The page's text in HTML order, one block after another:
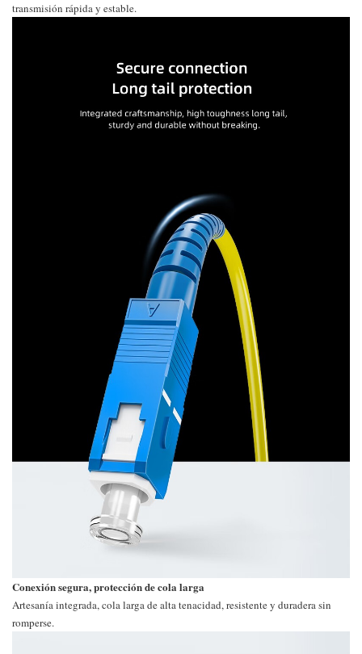
transmisión rápida y estable.
Conexión segura, protección de cola larga
Artesanía integrada, cola larga de alta tenacidad, resistente y duradera sin
romperse.